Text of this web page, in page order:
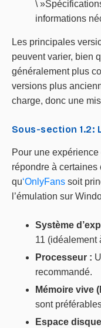
\
informations
Les principales
peuvent varier, bien
généralement plus
versions plus
charge, donc une
Sous-section 1.2:
Pour une
répondre à
qu‘OnlyFans soit
l’émulation sur
Système
11 (idéalement
Processeur :
recommandé.
Mémoire vive
sont
Espace